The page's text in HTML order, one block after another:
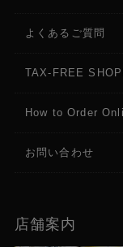
接続
6.35mm TRS出
5ピンMIDI入力
ステレオ3.5mm
電源アダプター
よくあるご質問
TAX-FREE
How to Order
お問い合わせ
店舗案内